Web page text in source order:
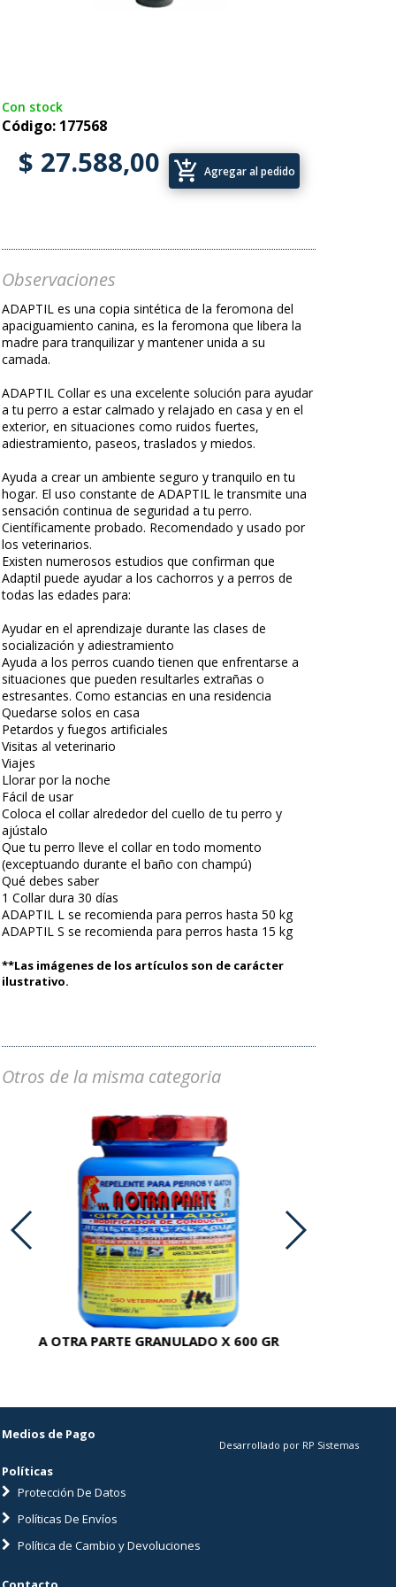
Con stock
Código: 177568
$ 27.588,00 add_shopping_cart Agregar al pedido
Observaciones
ADAPTIL es una copia sintética de la feromona del
apaciguamiento canina, es la feromona que libera la
madre para tranquilizar y mantener unida a su
camada.
ADAPTIL Collar es una excelente solución para ayudar
a tu perro a estar calmado y relajado en casa y en el
exterior, en situaciones como ruidos fuertes,
adiestramiento, paseos, traslados y miedos.
Ayuda a crear un ambiente seguro y tranquilo en tu
hogar. El uso constante de ADAPTIL le transmite una
sensación continua de seguridad a tu perro.
Científicamente probado. Recomendado y usado por
los veterinarios.
Existen numerosos estudios que confirman que
Adaptil puede ayudar a los cachorros y a perros de
todas las edades para:
Ayudar en el aprendizaje durante las clases de
socialización y adiestramiento
Ayuda a los perros cuando tienen que enfrentarse a
situaciones que pueden resultarles extrañas o
estresantes. Como estancias en una residencia
Quedarse solos en casa
Petardos y fuegos artificiales
Visitas al veterinario
Viajes
Llorar por la noche
Fácil de usar
Coloca el collar alrededor del cuello de tu perro y
ajústalo
Que tu perro lleve el collar en todo momento
(exceptuando durante el baño con champú)
Qué debes saber
1 Collar dura 30 días
ADAPTIL L se recomienda para perros hasta 50 kg
ADAPTIL S se recomienda para perros hasta 15 kg
**Las imágenes de los artículos son de carácter
ilustrativo.
Otros de la misma categoria
A OTRA PARTE GRANULADO X 600 GR
Medios de Pago
Políticas
Protección De Datos
Políticas De Envíos
Política de Cambio y Devoluciones
Desarrollado por RP Sistemas